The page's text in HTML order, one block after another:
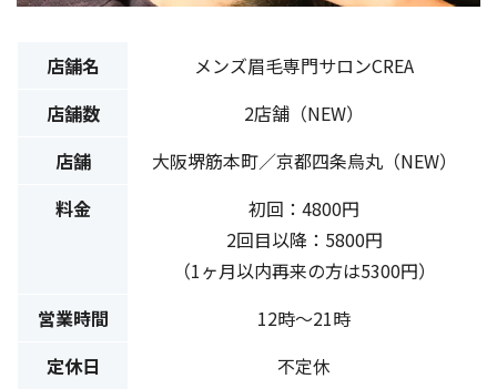
店舗名
メンズ眉毛専門サロンCREA
店舗数
2店舗（NEW）
店舗
大阪堺筋本町／京都四条烏丸（NEW）
料金
初回：4800円
2回目以降：5800円
（1ヶ月以内再来の方は5300円）
営業時間
12時〜21時
定休日
不定休